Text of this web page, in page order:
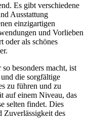
Es gibt verschiedene
Ausstattung
einzigartigen
und Vorlieben
oder als schönes
besonders macht, ist
die sorgfältige
zu führen und zu
auf einem Niveau, das
selten findet. Dies
Zuverlässigkeit des